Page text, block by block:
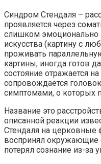
Синдром Стендаля –
проявляется через
слишком эмоционально
искусства (картину с
проживать
картины, иногда готов
состояние отражается
сопровождается
симптомами, о которых
Название это
описанной реакции
Стендаля на церковные
воспринял окружающие
потерял сознание из-за